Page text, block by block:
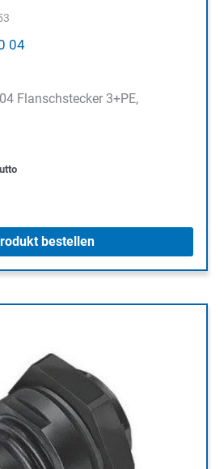
04
Flanschstecker 3+PE,
bestellen